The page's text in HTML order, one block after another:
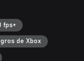
fps+
de Xbox